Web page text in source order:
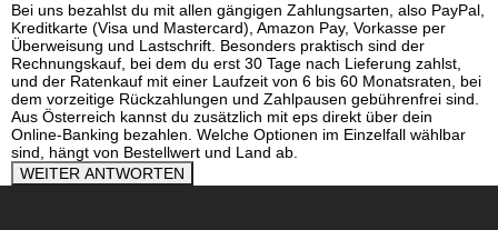
Bei uns bezahlst du mit allen gängigen Zahlungsarten, also PayPal,
Kreditkarte (Visa und Mastercard), Amazon Pay, Vorkasse per
Überweisung und Lastschrift. Besonders praktisch sind der
Rechnungskauf, bei dem du erst 30 Tage nach Lieferung zahlst,
und der Ratenkauf mit einer Laufzeit von 6 bis 60 Monatsraten, bei
dem vorzeitige Rückzahlungen und Zahlpausen gebührenfrei sind.
Aus Österreich kannst du zusätzlich mit eps direkt über dein
Online-Banking bezahlen. Welche Optionen im Einzelfall wählbar
sind, hängt von Bestellwert und Land ab.
WEITER ANTWORTEN